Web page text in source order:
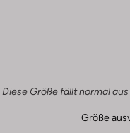
Diese Größe fällt normal aus
Größe